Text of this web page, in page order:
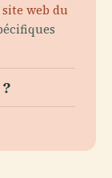
site web du